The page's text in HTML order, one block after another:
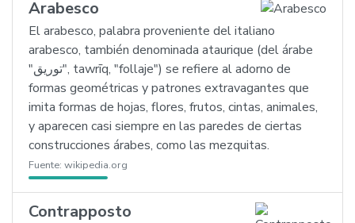
Arabesco
El arabesco, palabra proveniente del italiano
arabesco, también denominada ataurique (del árabe
"توريق", tawrīq, "follaje") se refiere al adorno de
formas geométricas y patrones extravagantes que
imita formas de hojas, flores, frutos, cintas, animales,
y aparecen casi siempre en las paredes de ciertas
construcciones árabes, como las mezquitas.
Fuente: wikipedia.org
Contrapposto